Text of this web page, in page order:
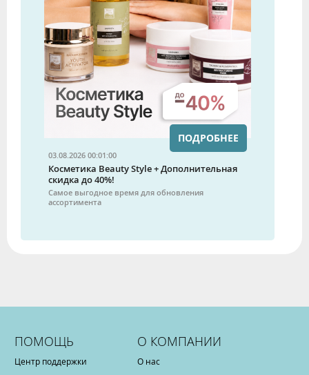
03.08.2026 00:01:00
Косметика Beauty Style + Дополнительная
скидка до 40%!
Самое выгодное время для обновления
ассортимента
ПОДРОБНЕЕ
ПОМОЩЬ
Центр поддержки
О КОМПАНИИ
О нас